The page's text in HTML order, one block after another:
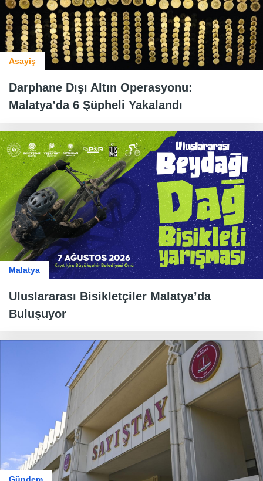
Asayiş
Darphane Dışı Altın Operasyonu:
Malatya’da 6 Şüpheli Yakalandı
Malatya
Uluslararası Bisikletçiler Malatya’da
Buluşuyor
Gündem